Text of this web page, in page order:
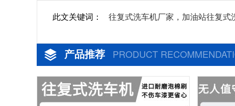
此文关键词： 往复式洗车机厂家，加油站往复
产品推荐 PRODUCT